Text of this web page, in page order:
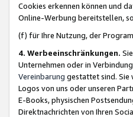
Cookies erkennen können und
Online-Werbung bereitstellen,
(f) für Ihre Nutzung, der
4. Werbeeinschränkungen.
Unternehmen oder in
Vereinbarung gestattet sind. Sie
Logos von uns oder unseren
E-Books, physischen
Direktnachrichten von Ihren